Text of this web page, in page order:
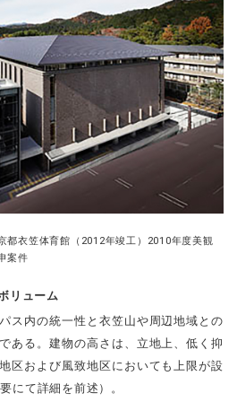
都衣笠体育館（2012年竣工）2010年度美観
案件
リューム
ス内の統一性と衣笠山や周辺地域との
ある。建物の高さは、立地上、低く抑
区および風致地区においても上限が設
にて詳細を前述）。